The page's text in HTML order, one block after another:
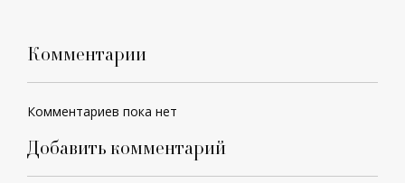
Комментарии
Комментариев пока нет
Добавить комментарий